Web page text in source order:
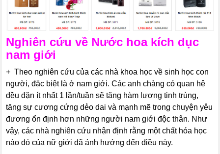
Nghiên cứu về Nước hoa kích dục
nam giới
+ Theo nghiên cứu của các nhà khoa học về sinh học con
người, đặc biệt là ở nam giới. Các anh chàng có quan hệ
đều đặn ít nhất 1 lần/tuần sẽ tăng hàm lương tinh trùng,
tăng sự cương cứng dẻo dai và mạnh mẽ trong chuyện yêu
đương ổn định hơn những người nam giới độc thân. Như
vậy, các nhà nghiên cứu nhận định rằng một chất hóa học
nào đó của nữ giới đã ảnh hưởng đến điều này.